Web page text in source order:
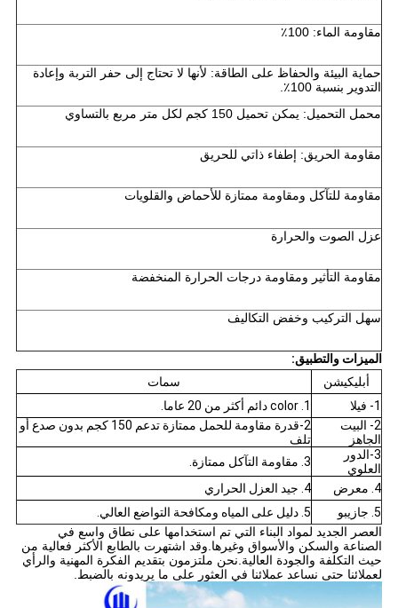
مقاومة الماء: 100٪
حماية البيئة والحفاظ على الطاقة: لأنها لا تحتاج إلى حفر التربة وإعادة
التدوير بنسبة 100٪.
محمل التحميل: يمكن تحميل 150 كجم لكل متر مربع بالتساوي
مقاومة الحريق: إطفاء ذاتي للحريق
مقاومة للتآكل ومقاومة ممتازة للأحماض والقلويات
عزل الصوت والحرارة
مقاومة التأثير ومقاومة درجات الحرارة المنخفضة
سهل التركيب وخفض التكاليف
الميزات والتطبيق:
أبليكيشن
سمات
1- فيلا
1. color دائم أكثر من 20 عاما.
2- البيت
الجاهز
2-قدرة مقاومة للحمل ممتازة تدعم 150 كجم بدون صدع أو
تلف
3-الدور
العلوي
3. مقاومة التآكل ممتازة.
4. معرض
4. جيد العزل الحراري
5. جازيبو
5. دليل على المياه ومكافحة التواضع العالي.
العصر الجديد لمواد البناء التي تم استخدامها على نطاق واسع في
الصناعة والسكن والأسواق وغيرها.وقد اشتهرت بالطابع الأكثر فعالية من
حيث التكلفة والجودة العالية.نحن ملتزمون بتقديم الفكرة المهنية والرأي
لعملائنا حتى نساعد عملائنا في العثور على ما يريدونه بالضبط.